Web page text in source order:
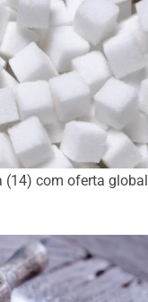
(14) com oferta global